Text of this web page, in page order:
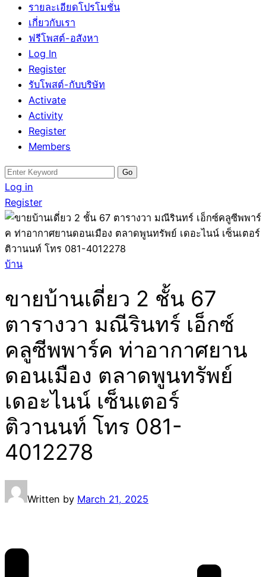
รายละเอียดโปรโมชั่น
เกี่ยวกับเรา
ฟรีโพสต์-อสังหา
Log In
Register
รับโพสต์-กับบริษัท
Activate
Activity
Register
Members
Search
for:
Log in
Register
บ้าน
ขายบ้านเดี่ยว 2 ชั้น 67
ตารางวา มณีรินทร์ เอ็กซ์
คลูซีพพาร์ค ท่าอากาศยาน
ดอนเมือง ตลาดพูนทรัพย์
เดอะไนน์ เซ็นเตอร์
ติวานนท์ โทร 081-
4012278
Written by March 21, 2025